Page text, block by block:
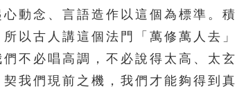
念、言語造作以這個為標準。積
以古人講這個法門「萬修萬人去
不必唱高調，不必說得太高、太
我們現前之機，我們才能夠得到真